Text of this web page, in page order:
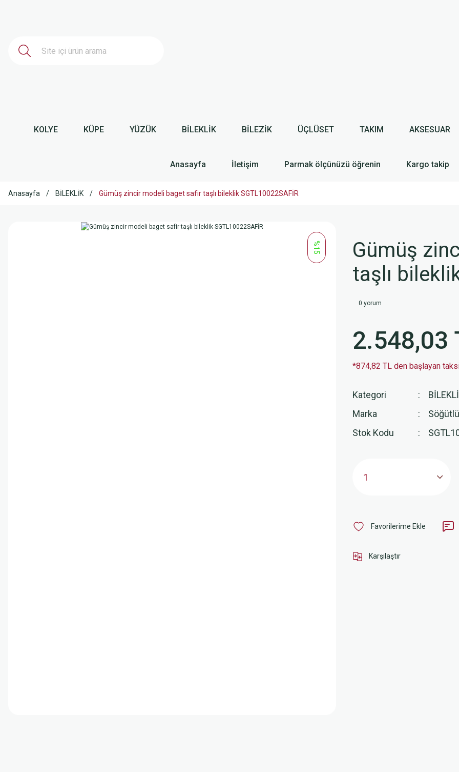
KOLYE KÜPE YÜZÜK BİLEKLİK BİLEZİK ÜÇLÜSET TAKIM AKSESUAR
Anasayfa İletişim Parmak ölçünüzü öğrenin Kargo takip
Anasayfa BİLEKLİK Gümüş zincir modeli baget safir taşlı bileklik SGTL10022SAFİR
%15
Gümüş
taşlı
0 yorum
2.548,03
*874,82 TL den başlayan
Kategori
Marka
Stok Kodu
Karşılaştır